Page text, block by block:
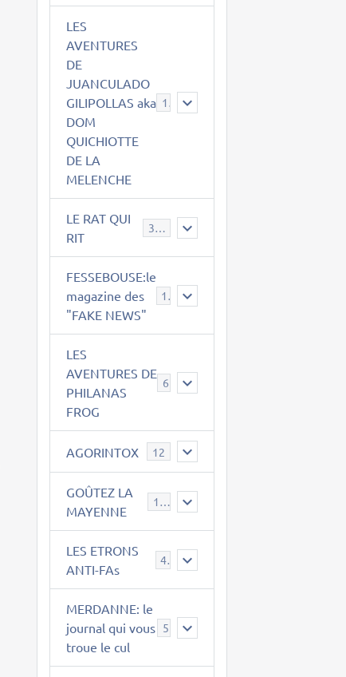
LES
AVENTURES
DE
JUANCULADO
GILIPOLLAS aka
DOM
QUICHIOTTE
DE LA
MELENCHE
119
LE RAT QUI
RIT
395
FESSEBOUSE:le
magazine des
"FAKE NEWS"
19
LES
AVENTURES DE
PHILANAS
FROG
AGORINTOX 12
GOÛTEZ LA
MAYENNE
189
LES ETRONS
ANTI-FAs
4
MERDANNE: le
journal qui vous
troue le cul